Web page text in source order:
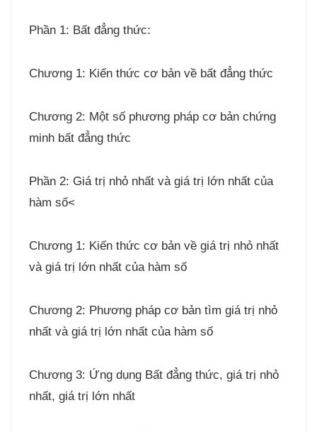
Phần 1: Bất đẳng thức:
Chương 1: Kiến thức cơ bản về bất đẳng thức
Chương 2: Một số phương pháp cơ bản chứng
minh bất đẳng thức
Phần 2: Giá trị nhỏ nhất và giá trị lớn nhất của
hàm số<
Chương 1: Kiến thức cơ bản về giá trị nhỏ nhất
và giá trị lớn nhất của hàm số
Chương 2: Phương pháp cơ bản tìm giá trị nhỏ
nhất và giá trị lớn nhất của hàm số
Chương 3: Ứng dụng Bất đẳng thức, giá trị nhỏ
nhất, giá trị lớn nhất